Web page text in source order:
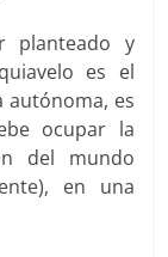
planteado y
es el
autónoma, es
ocupar la
del mundo
en una